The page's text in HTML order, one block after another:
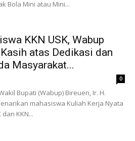
Bola Mini atau Mini...
KKN USK, Wabup
atas Dedikasi dan
Masyarakat...
0
Bupati (Wabup) Bireuen, Ir. H.
mahasiswa Kuliah Kerja Nyata
dan KKN...